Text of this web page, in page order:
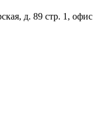
д. 89 стр. 1, офис